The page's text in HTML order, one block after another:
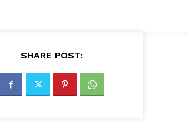
SHARE POST: